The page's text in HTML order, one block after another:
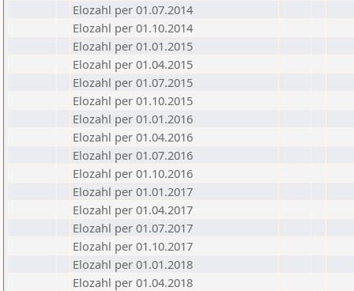
Elozahl per 01.07.2014
Elozahl per 01.10.2014
Elozahl per 01.01.2015
Elozahl per 01.04.2015
Elozahl per 01.07.2015
Elozahl per 01.10.2015
Elozahl per 01.01.2016
Elozahl per 01.04.2016
Elozahl per 01.07.2016
Elozahl per 01.10.2016
Elozahl per 01.01.2017
Elozahl per 01.04.2017
Elozahl per 01.07.2017
Elozahl per 01.10.2017
Elozahl per 01.01.2018
Elozahl per 01.04.2018